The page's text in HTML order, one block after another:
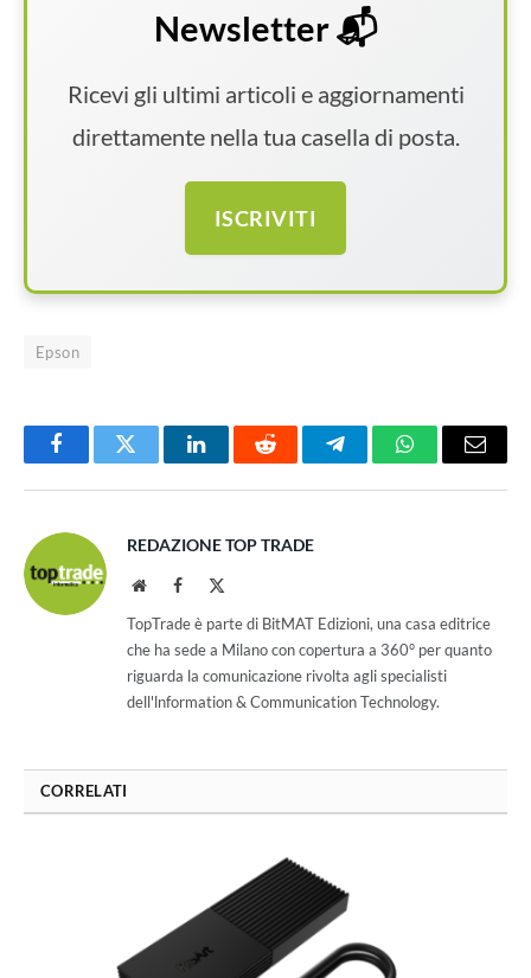
Newsletter 📬
Ricevi gli ultimi articoli e aggiornamenti
direttamente nella tua casella di posta.
ISCRIVITI
Epson
FacebookTwitter LinkedInReddit TelegramWhatsAppEmail
REDAZIONE TOP TRADE
WebsiteFacebook
TopTrade è parte di BitMAT Edizioni, una casa editrice
che ha sede a Milano con copertura a 360° per quanto
riguarda la comunicazione rivolta agli specialisti
dell'lnformation & Communication Technology.
CORRELATI